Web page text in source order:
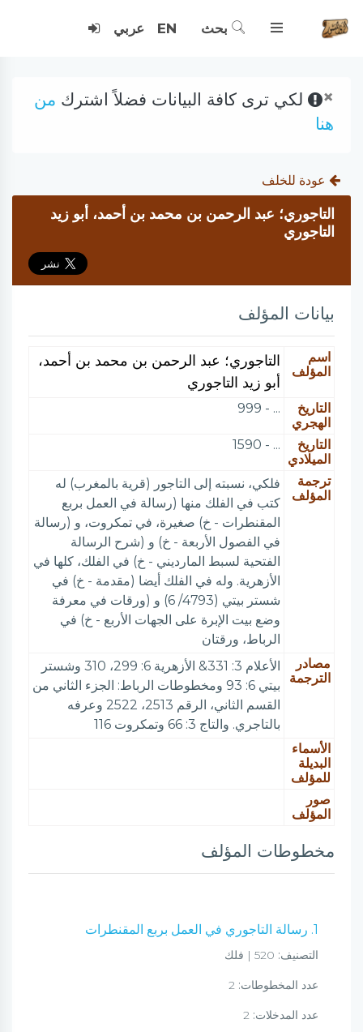
بحث EN عربي
× لكي ترى كافة البيانات فضلاً اشترك من
هنا
عودة للخلف
التاجوري؛ عبد الرحمن بن محمد بن أحمد، أبو زيد
التاجوري
بيانات المؤلف
اسم
المؤلف
التاجوري؛ عبد الرحمن بن محمد بن أحمد،
أبو زيد التاجوري
التاريخ
الهجري
... - 999
التاريخ
الميلادي
... - 1590
ترجمة
المؤلف
فلكي، نسبته إلى التاجور (قرية بالمغرب) له
كتب في الفلك منها (رسالة في العمل بربع
المقنطرات - خ) صغيرة، في تمكروت، و (رسالة
في الفصول الأربعة - خ) و (شرح الرسالة
الفتحية لسبط المارديني - خ) في الفلك، كلها في
الأزهرية. وله في الفلك أيضا (مقدمة - خ) في
شستر بيتي (4793/ 6) و (ورقات في معرفة
وضع بيت الإبرة على الجهات الأربع - خ) في
الرباط، ورقتان
مصادر
الترجمة
الأعلام 3: 331& الأزهرية 6: 299، 310 وشستر
بيتي 6: 93 ومخطوطات الرباط: الجزء الثاني من
القسم الثاني، الرقم 2513، 2522 وعرفه
بالتاجري. والتاج 3: 66 وتمكروت 116
الأسماء
البديلة
للمؤلف
صور
المؤلف
مخطوطات المؤلف
1. رسالة التاجوري في العمل بربع المقنطرات
التصنيف:
عدد المخطوطات:
عدد المدخلات: